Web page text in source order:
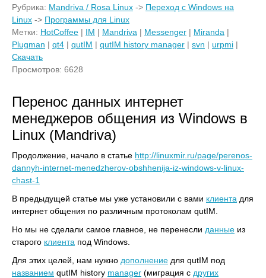
Рубрика: Mandriva / Rosa Linux -> Переход с Windows на
Linux -> Программы для Linux
Метки: HotCoffee | IM | Mandriva | Messenger | Miranda |
Plugman | qt4 | qutIM | qutIM history manager | svn | urpmi |
Скачать
Просмотров: 6628
Перенос данных интернет
менеджеров общения из Windows в
Linux (Mandriva)
Продолжение, начало в статье http://linuxmir.ru/page/perenos-
dannyh-internet-menedzherov-obshhenija-iz-windows-v-linux-
chast-1
В предыдущей статье мы уже установили с вами клиента для
интернет общения по различным протоколам qutIM.
Но мы не сделали самое главное, не перенесли данные из
старого клиента под Windows.
Для этих целей, нам нужно дополнение для qutIM под
названием qutIM history manager (миграция с других